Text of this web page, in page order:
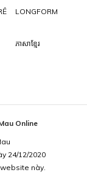
LONGFORM
ភាសាខ្មែរ
Online
24/12/2020
này.